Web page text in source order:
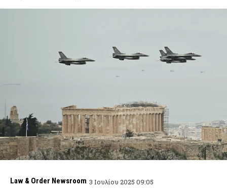
Law & Order Newsroom 3 Ιουλίου 2025 09:05